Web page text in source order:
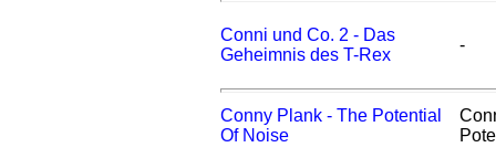
Conni und Co. 2 - Das
Geheimnis des T-Rex
-
Conny Plank - The Potential
Of Noise